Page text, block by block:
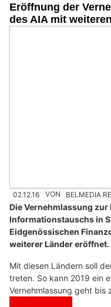
Eröffnung der
des AIA mit
02.12.16 VON BELMEDIA
Die Vernehmlassung
Informationstauschs in
Eidgenössischen
weiterer Länder eröffnet.
Mit diesen Ländern soll
treten. So kann 2019 ein
Vernehmlassung geht bis